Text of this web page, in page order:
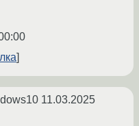
11.03.2025